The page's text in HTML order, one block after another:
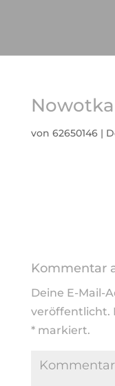
von 62650146|
Kommentar
Deine E-Mail-
veröffentlicht.
*markiert.